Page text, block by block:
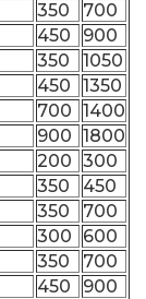
350
700
450
900
350
1050
450
1350
700 1400
900 1800
200 300
350
450
350 700
300
600
350
700
450
900